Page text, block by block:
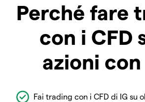
Perché fare
con i CFD
azioni con
Fai trading con i CFD di IG su